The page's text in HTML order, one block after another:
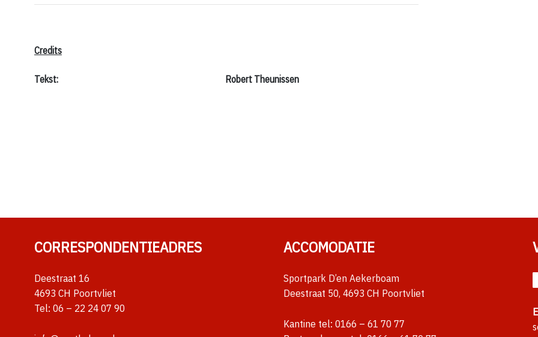
Credits
Tekst: Robert Theunissen
CORRESPONDENTIEADRES
Deestraat 16
4693 CH Poortvliet
Tel: 06 – 22 24 07 90
ACCOMODATIE
Sportpark D’en Aekerboam
Deestraat 50, 4693 CH Poortvliet
Kantine tel: 0166 – 61 70 77